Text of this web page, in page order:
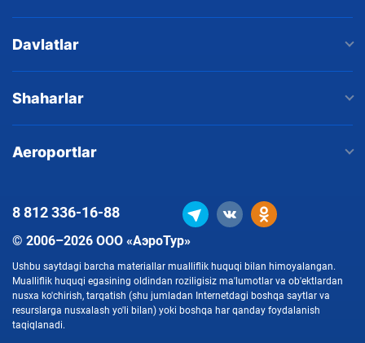
Davlatlar
Shaharlar
Aeroportlar
© 2006–2026 ООО «АэроТур»
Ushbu saytdagi barcha materiallar mualliflik huquqi bilan himoyalangan.
Mualliflik huquqi egasining oldindan roziligisiz ma'lumotlar va ob'ektlardan
nusxa ko'chirish, tarqatish (shu jumladan Internetdagi boshqa saytlar va
resurslarga nusxalash yo'li bilan) yoki boshqa har qanday foydalanish
taqiqlanadi.
8 812336-16-88